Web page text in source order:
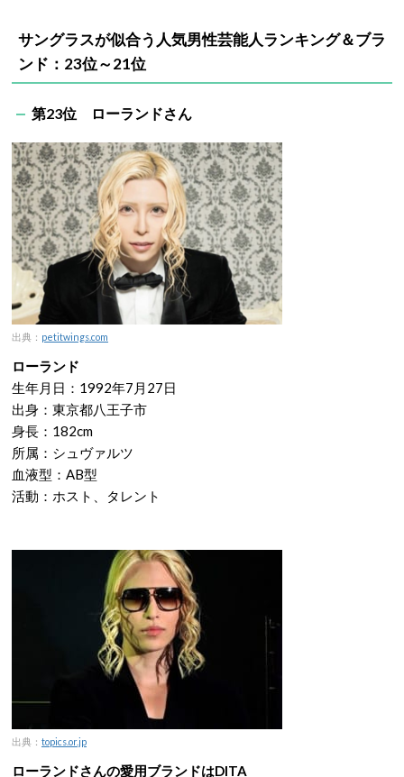
サングラスが似合う人気男性芸能人ランキング＆ブラ
ンド：23位～21位
第23位 ローランドさん
出典： petitwings.com
ローランド
生年月日：1992年7月27日
出身：東京都八王子市
身長：182cm
所属：シュヴァルツ
血液型：AB型
活動：ホスト、タレント
出典： topics.or.jp
ローランドさんの愛用ブランドはDITA